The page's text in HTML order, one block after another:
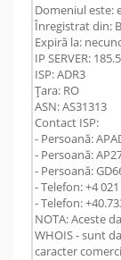
Domeniul este:
Înregistrat din:
Expiră la:
IP SERVER:
ISP: ADR3
Țara: RO
ASN: AS31313
Contact ISP:
- Persoană:
- Persoană:
- Persoană:
- Telefon: +4
- Telefon:
NOTA: Aceste
WHOIS - sunt
caracter